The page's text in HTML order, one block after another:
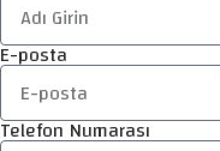
E-posta
Telefon Numarası